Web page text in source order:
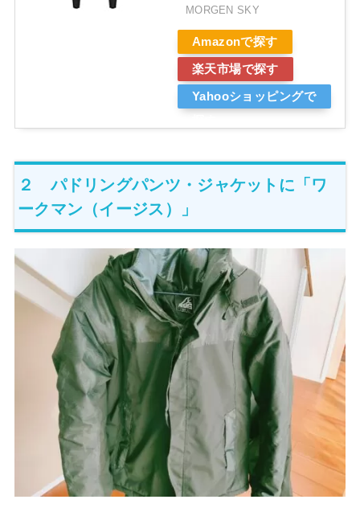
MORGEN SKY
Amazonで探す
楽天市場で探す
Yahooショッピングで
２ パドリングパンツ・ジャケットに「ワ
ークマン（イージス）」